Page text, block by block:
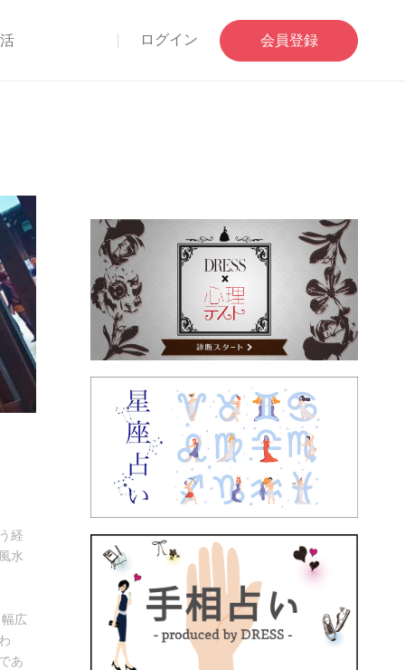
ログイン 会員登録
経
水
広
あ